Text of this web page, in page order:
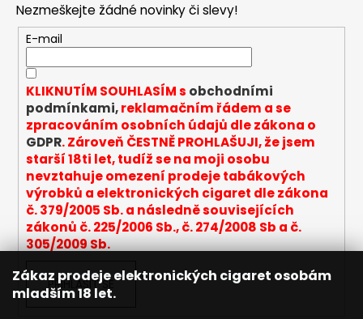
Zákaz prodeje elektronických cigaret osobám
mladším 18 let.
p
r
v
k
y
v
ý
p
i
s
u
Nezmeškejte žádné novinky či slevy!
E-mail
KLIKNUTÍM SOUHLASÍM s obchodními
podmínkami,reklamačním řádem a se
zpracováním osobních údajů dle zákona o
GDPR. Zároveň ČESTNĚ PROHLAŠUJI, že jsem
starší 18ti let, tudíž se na moji osobu
nevztahuje omezení prodeje tabákových
výrobků a elektronických cigaret dle zákona
č. 379/2005 Sb. a následně souvisejících
zákonů č. 225/2006 Sb., č. 274/2008 Sb a č.
305/2009 Sb.
PŘIHLÁSIT SE